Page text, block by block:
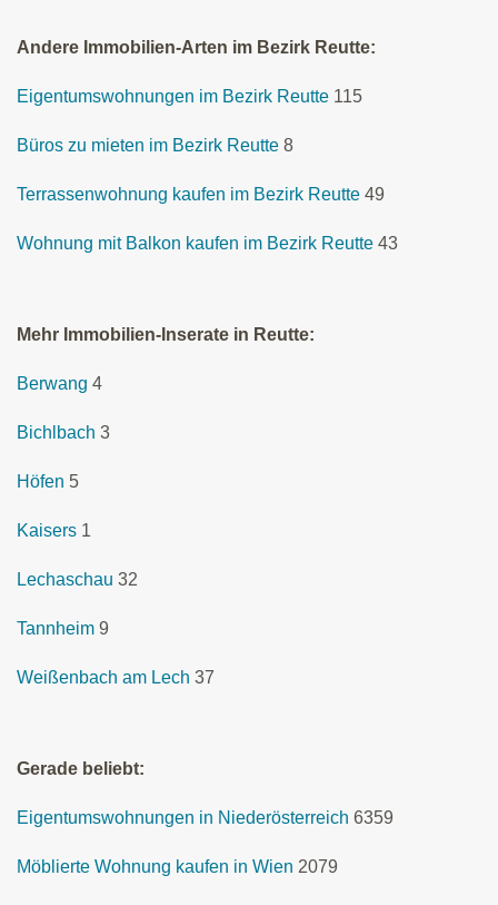
Andere Immobilien-Arten im Bezirk Reutte:
Eigentumswohnungen im Bezirk Reutte 115
Büros zu mieten im Bezirk Reutte 8
Terrassenwohnung kaufen im Bezirk Reutte 49
Wohnung mit Balkon kaufen im Bezirk Reutte 43
Mehr Immobilien-Inserate in Reutte:
Berwang 4
Bichlbach 3
Höfen 5
Kaisers 1
Lechaschau 32
Tannheim 9
Weißenbach am Lech 37
Gerade beliebt:
Eigentumswohnungen in Niederösterreich 6359
Möblierte Wohnung kaufen in Wien 2079